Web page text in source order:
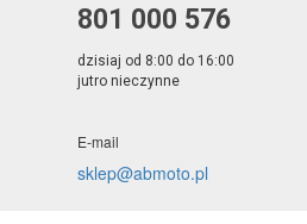
801 000 576
dzisiaj od 8:00 do 16:00
jutro nieczynne
E-mail
sklep@abmoto.pl